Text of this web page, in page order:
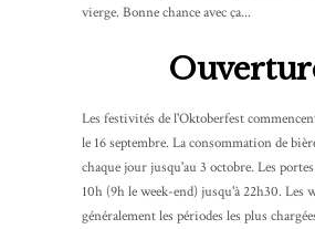
vierge. Bonne chance avec ça...
Les festivités de l'Oktoberfest
le 16 septembre. La consommation de
chaque jour jusqu'au 3 octobre. Les
10h (9h le week-end) jusqu'à 22h30. Les
généralement les périodes les plus